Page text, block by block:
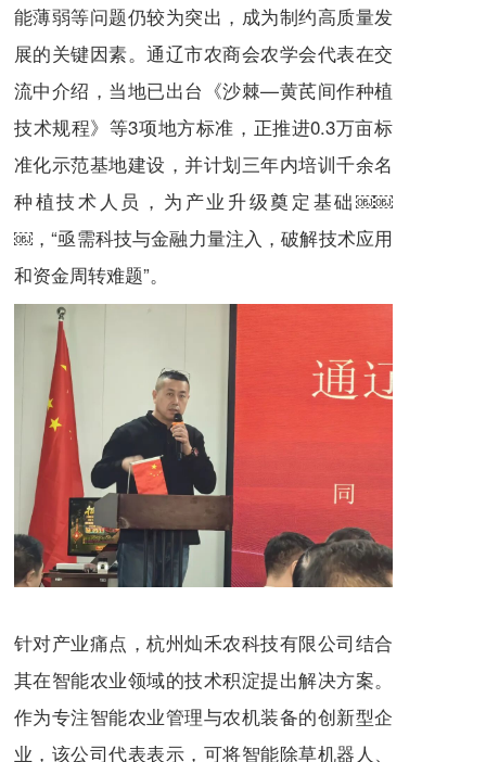
能薄弱等问题仍较为突出，成为制约高质量发
展的关键因素。通辽市农商会农学会代表在交
流中介绍，当地已出台《沙棘—黄芪间作种植
技术规程》等3项地方标准，正推进0.3万亩标
准化示范基地建设，并计划三年内培训千余名
种植技术人员，为产业升级奠定基础￼￼
￼，“亟需科技与金融力量注入，破解技术应用
和资金周转难题”。
针对产业痛点，杭州灿禾农科技有限公司结合
其在智能农业领域的技术积淀提出解决方案。
作为专注智能农业管理与农机装备的创新型企
业，该公司代表表示，可将智能除草机器人、